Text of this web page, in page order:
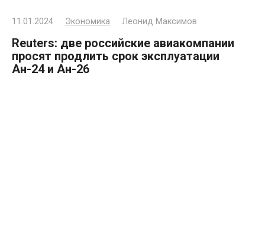
11.01.2024 Экономика Леонид Максимов
Reuters: две российские авиакомпании
просят продлить срок эксплуатации
Ан-24 и Ан-26